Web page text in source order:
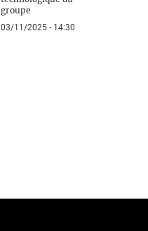
groupe
03/11/2025 - 14:30